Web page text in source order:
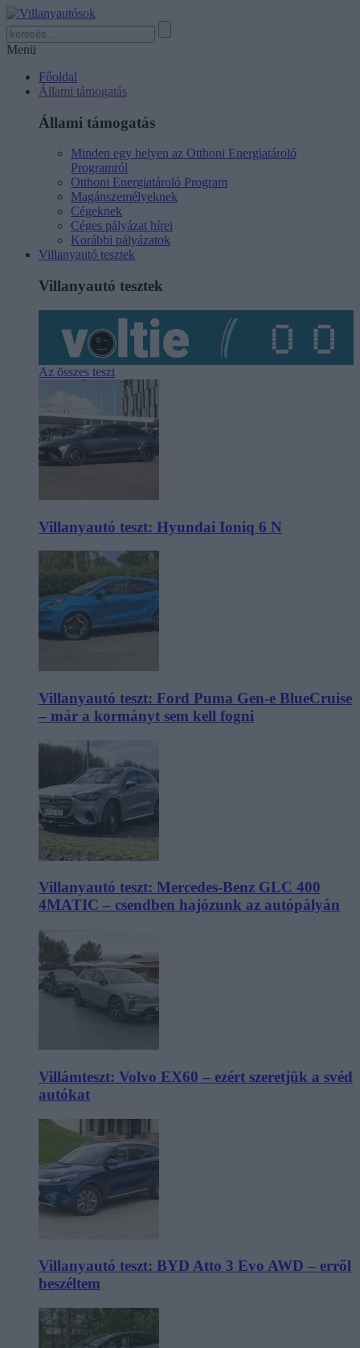
Menü
Főoldal
Állami támogatás
Állami támogatás
Minden egy helyen az Otthoni Energiatároló
Programról
Otthoni Energiatároló Program
Magánszemélyeknek
Cégeknek
Céges pályázat hírei
Korábbi pályázatok
Villanyautó tesztek
Villanyautó tesztek
Az összes teszt
Villanyautó teszt: Hyundai Ioniq 6 N
Villanyautó teszt: Ford Puma Gen-e BlueCruise
– már a kormányt sem kell fogni
Villanyautó teszt: Mercedes-Benz GLC 400
4MATIC – csendben hajózunk az autópályán
Villámteszt: Volvo EX60 – ezért szeretjük a svéd
autókat
Villanyautó teszt: BYD Atto 3 Evo AWD – erről
beszéltem